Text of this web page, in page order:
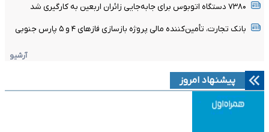
۷۳۸۰ دستگاه اتوبوس برای جابه‌جایی زائران اربعین به‌ کارگیری شد
بانک تجارت، تأمین‌کننده مالی پروژه بازسازی فازهای ۴ و ۵ پارس جنوبی
آرشیو
پیشنهاد امروز